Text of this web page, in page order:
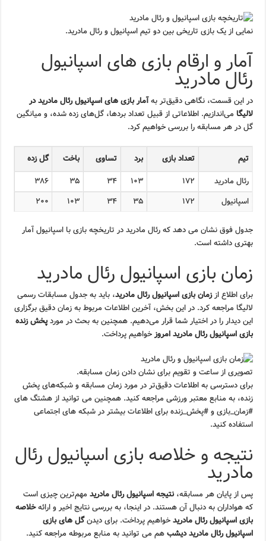
نمایی از یک بازی تاریخی بین دو تیم اسپانیول و رئال مادرید.
آمار و ارقام بازی های اسپانیول
رئال مادرید
در این قسمت، نگاهی دقیق‌تر بهآمار بازی های اسپانیول رئال مادرید در
لالیگا می‌اندازیم. اطلاعاتی از قبیل تعداد بردها، گل‌های زده شده، و میانگین
گل در هر مسابقه را بررسی خواهیم کرد.
تیم تعداد بازی برد تساوی باخت
گل زده
رئال مادرید
۱۷۲ ۱۰۳ ۳۴ ۳۵
۳۸۶
اسپانیول
۱۷۲ ۳۵ ۳۴ ۱۰۳ ۲۰۰
جدول فوق نشان می دهد که رئال مادرید در تاریخچه بازی با اسپانیول آمار
بهتری داشته است.
زمان بازی اسپانیول رئال مادرید
برای اطلاع اززمان بازی اسپانیول رئال مادرید، باید به جدول مسابقات رسمی
لالیگا مراجعه کرد. در این بخش، آخرین اطلاعات مربوط به زمان دقیق برگزاری
این دیدار را در اختیار شما قرار می‌دهیم. همچنین به بحث در موردپخش زنده
بازی اسپانیول رئال مادرید امروزخواهیم پرداخت.
تصویری از ساعت و تقویم برای نشان دادن زمان مسابقه.
برای دسترسی به اطلاعات دقیق‌تر در مورد زمان مسابقه و شبکه‌های پخش
زنده، به منابع معتبر ورزشی مراجعه کنید. همچنین می توانید از هشتگ های
#زمان_بازی و #پخش_زنده برای اطلاعات بیشتر در شبکه های اجتماعی
استفاده کنید.
نتیجه و خلاصه بازی اسپانیول رئال
مادرید
پس از پایان هر مسابقه،نتیجه اسپانیول رئال مادرید مهم‌ترین چیزی است
که هواداران به دنبال آن هستند. در اینجا، به بررسی نتایج اخیر و ارائهخلاصه
بازی اسپانیول رئال مادریدخواهیم پرداخت. برای دیدنگل های بازی
اسپانیول رئال مادرید دیشبهم می توانید به منابع مربوطه مراجعه کنید.